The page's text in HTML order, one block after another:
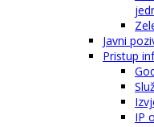
Javni
Pristup
IP